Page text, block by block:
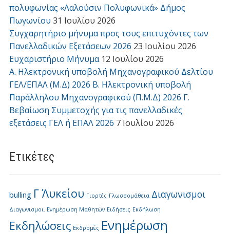
πολυφωνίας «Λαλούσιν Πολυφωνικά» Δήμος
Πωγωνίου 31 Ιουλίου 2026
Συγχαρητήριο μήνυμα προς τους επιτυχόντες των
Πανελλαδικών Εξετάσεων 2026 23 Ιουλίου 2026
Ευχαριστήριο Μήνυμα 12 Ιουλίου 2026
Α. Ηλεκτρονική υποβολή Μηχανογραφικού Δελτίου
ΓΕΛ/ΕΠΑΛ (Μ.Δ) 2026 Β. Ηλεκτρονική υποβολή
Παράλληλου Μηχανογραφικού (Π.Μ.Δ) 2026 Γ.
Βεβαίωση Συμμετοχής για τις πανελλαδικές
εξετάσεις ΓΕΛ ή ΕΠΑΛ 2026 7 Ιουλίου 2026
Ετικέτες
bulling Γ΄ Λυκείου Γιορτές Γλωσσομάθεια Διαγωνισμοι
Διαγωνισμοι. Ενημέρωση Μαθητών Ειδήσεις Εκδήλωση
Εκδηλώσεις Εκδρομές Ενημέρωση